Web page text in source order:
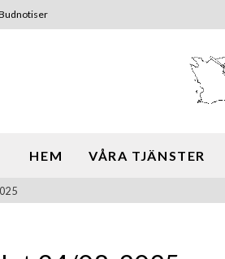
HEM VÅRA TJÄNSTER